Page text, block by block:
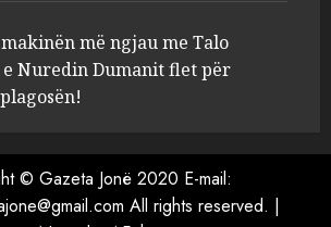
Berishën
MARCH 25, 2025
ngjau me Talo Çelën”,
dëshmia e Nuredin Dumanit
flet për PERSONAT që e
më ngjau me Talo
e Nuredin Dumanit flet për
© Gazeta Jonë 2020 E-mail:
All rights reserved. |